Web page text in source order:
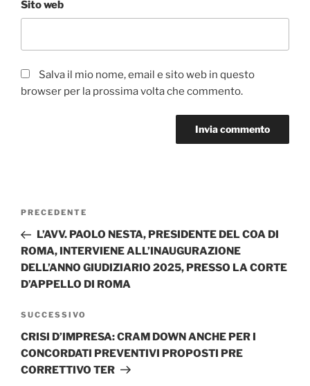
Sito web
Salva il mio nome, email e sito web in questo
browser per la prossima volta che commento.
Navigazione
Articolo
precedente:
PRECEDENTE
L’AVV. PAOLO NESTA, PRESIDENTE DEL COA DI
ROMA, INTERVIENE ALL’INAUGURAZIONE
DELL’ANNO GIUDIZIARIO 2025, PRESSO LA CORTE
D’APPELLO DI ROMA
Articolo
successivo
SUCCESSIVO
CRISI D’IMPRESA: CRAM DOWN ANCHE PER I
CONCORDATI PREVENTIVI PROPOSTI PRE
CORRETTIVO TER